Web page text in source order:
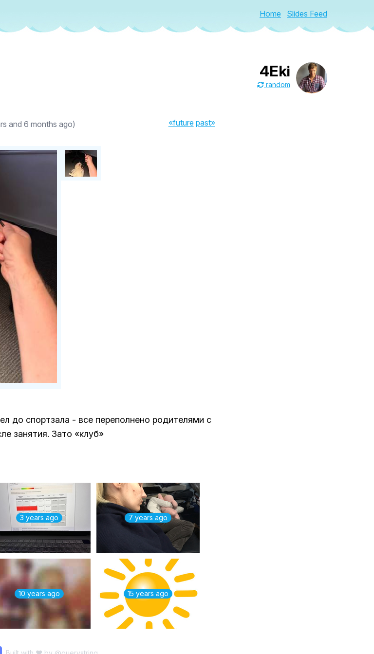
Home Slides Feed
4Eki
random
«future past»
and 6 months ago)
до спортзала - все переполнено родителями с
занятия. Зато «клуб»
3 years ago 7 years ago
10 years ago 15 years ago